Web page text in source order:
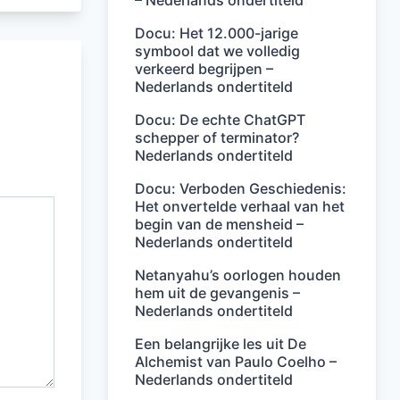
Docu: Het 12.000-jarige
symbool dat we volledig
verkeerd begrijpen –
Nederlands ondertiteld
Docu: De echte ChatGPT
schepper of terminator?
Nederlands ondertiteld
Docu: Verboden Geschiedenis:
Het onvertelde verhaal van het
begin van de mensheid –
Nederlands ondertiteld
Netanyahu’s oorlogen houden
hem uit de gevangenis –
Nederlands ondertiteld
Een belangrijke les uit De
Alchemist van Paulo Coelho –
Nederlands ondertiteld